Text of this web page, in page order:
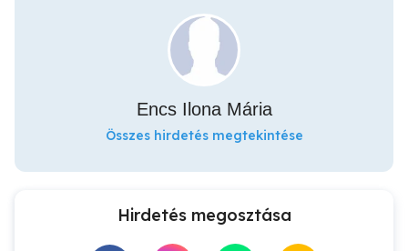
Encs Ilona Mária
Összes hirdetés megtekintése
Hirdetés megosztása